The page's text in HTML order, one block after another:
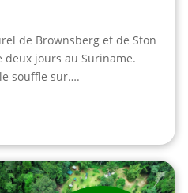
de Brownsberg et de Ston
jours au Suriname.
souffle sur….